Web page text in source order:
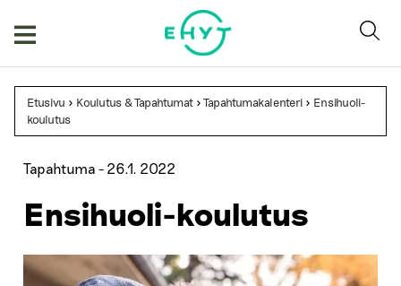
Etusivu > Koulutus & Tapahtumat >Tapahtumakalenteri > Ensihuoli-
koulutus
Tapahtuma - 26.1. 2022
Ensihuoli-koulutus